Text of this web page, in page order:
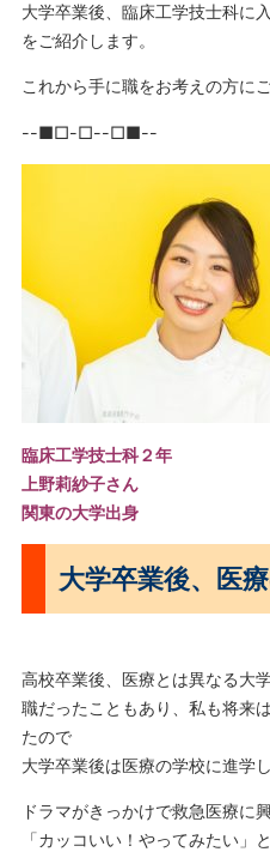
大学卒業後、臨床工学技士科に
をご紹介します。
これから手に職をお考えの方に
--■□-□--□■--
臨床工学技士科２年
上野莉紗子さん
関東の大学出身
大学卒業後、医
高校卒業後、医療とは異なる大
職だったこともあり、私も将来
たので
大学卒業後は医療の学校に進学
ドラマがきっかけで救急医療に
「カッコいい！やってみたい」